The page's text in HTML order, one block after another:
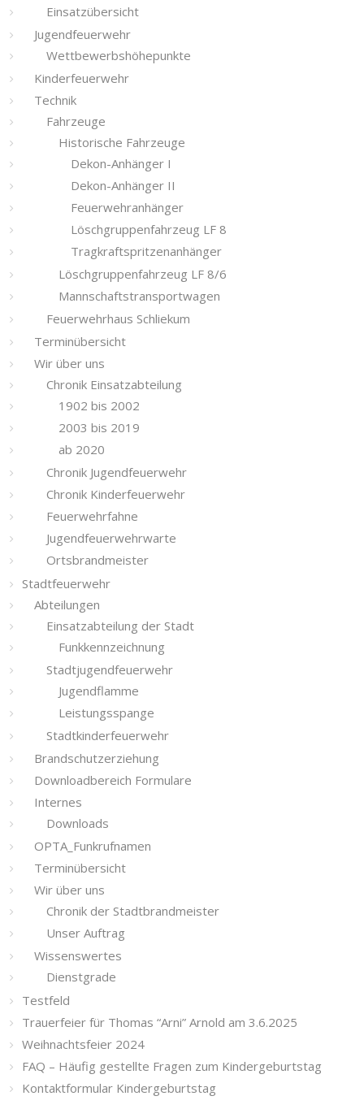
Einsatzübersicht
Jugendfeuerwehr
Wettbewerbshöhepunkte
Kinderfeuerwehr
Technik
Fahrzeuge
Historische Fahrzeuge
Dekon-Anhänger I
Dekon-Anhänger II
Feuerwehranhänger
Löschgruppenfahrzeug LF 8
Tragkraftspritzenanhänger
Löschgruppenfahrzeug LF 8/6
Mannschaftstransportwagen
Feuerwehrhaus Schliekum
Terminübersicht
Wir über uns
Chronik Einsatzabteilung
1902 bis 2002
2003 bis 2019
ab 2020
Chronik Jugendfeuerwehr
Chronik Kinderfeuerwehr
Feuerwehrfahne
Jugendfeuerwehrwarte
Ortsbrandmeister
Stadtfeuerwehr
Abteilungen
Einsatzabteilung der Stadt
Funkkennzeichnung
Stadtjugendfeuerwehr
Jugendflamme
Leistungsspange
Stadtkinderfeuerwehr
Brandschutzerziehung
Downloadbereich Formulare
Internes
Downloads
OPTA_Funkrufnamen
Terminübersicht
Wir über uns
Chronik der Stadtbrandmeister
Unser Auftrag
Wissenswertes
Dienstgrade
Testfeld
Trauerfeier für Thomas “Arni” Arnold am 3.6.2025
Weihnachtsfeier 2024
FAQ – Häufig gestellte Fragen zum Kindergeburtstag
Kontaktformular Kindergeburtstag